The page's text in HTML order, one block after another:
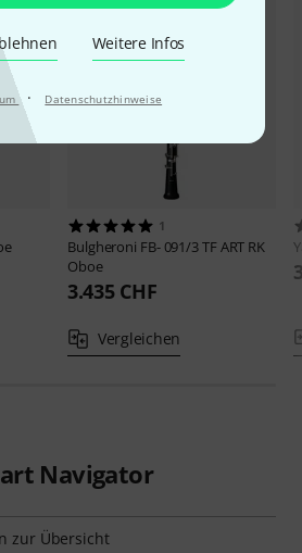
Weitere Infos
· Datenschutzhinweise
1
Bulgheroni FB- 091/3 TF ART RK
Oboe
3.435 CHF
Vergleichen
Navigator
zur Übersicht